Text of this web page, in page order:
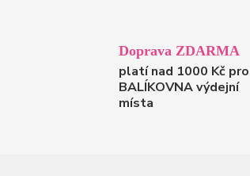
Doprava ZDARMA
platí nad 1000 Kč pro
BALÍKOVNA výdejní
místa